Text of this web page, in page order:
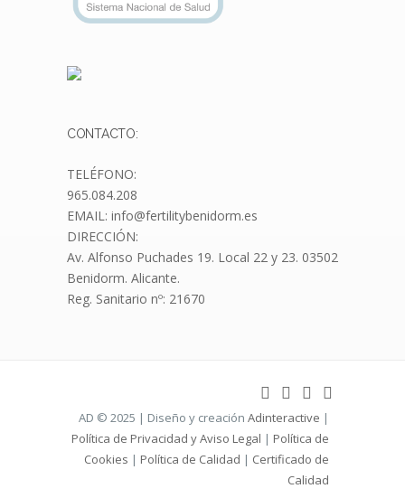
CONTACTO:
TELÉFONO:
965.084.208
EMAIL: info@fertilitybenidorm.es
DIRECCIÓN:
Av. Alfonso Puchades 19. Local 22 y 23. 03502
Benidorm. Alicante.
Reg. Sanitario nº: 21670
AD © 2025 | Diseño y creación Adinteractive |
Política de Privacidad y Aviso Legal | Política de
Cookies | Política de Calidad | Certificado de
Calidad